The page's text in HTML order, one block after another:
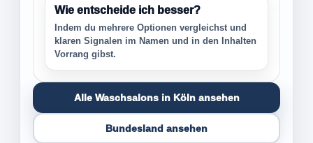
Wie entscheide ich besser?
Indem du mehrere Optionen vergleichst und
klaren Signalen im Namen und in den Inhalten
Vorrang gibst.
Alle Waschsalons in Köln ansehen
Bundesland ansehen